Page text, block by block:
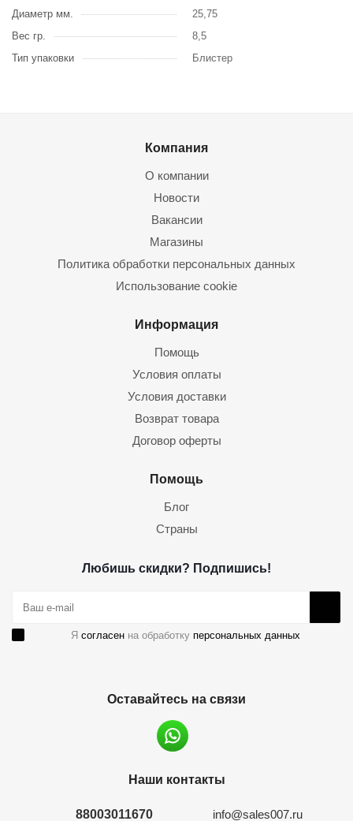
Диаметр мм.
25,75
Вес гр.
8,5
Тип упаковки
Блистер
Компания
О компании
Новости
Вакансии
Магазины
Политика обработки персональных данных
Использование cookie
Информация
Помощь
Условия оплаты
Условия доставки
Возврат товара
Договор оферты
Помощь
Блог
Страны
Любишь скидки? Подпишись!
Я согласен на обработку персональных данных
Оставайтесь на связи
Наши контакты
88003011670 info@sales007.ru